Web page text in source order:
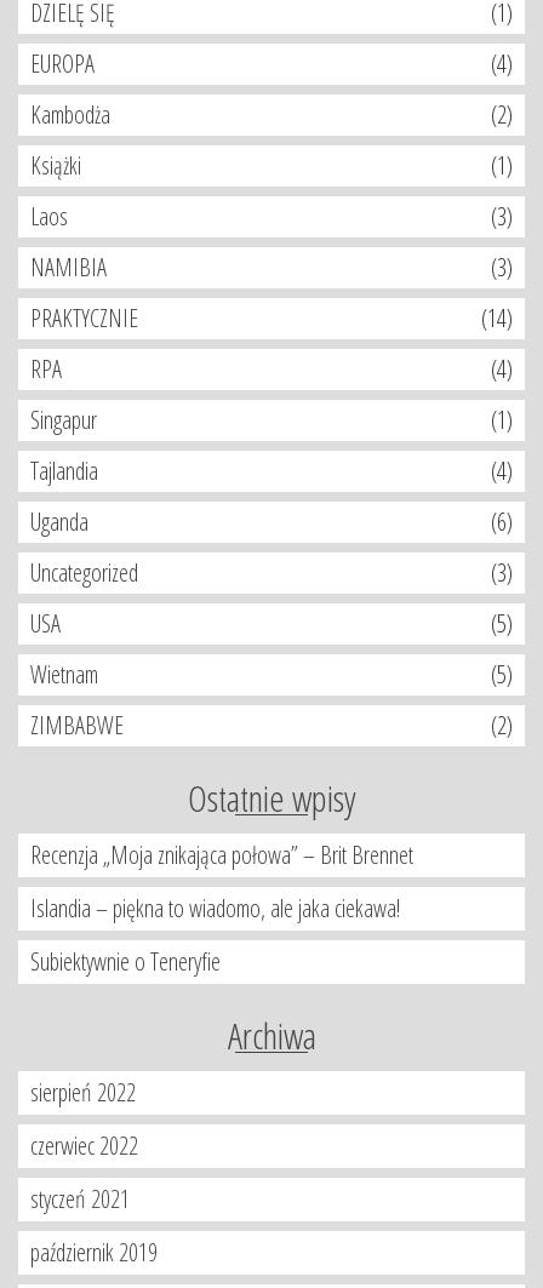
DZIELĘ SIĘ
(1)
EUROPA
(4)
Kambodża
(2)
Książki
(1)
Laos
(3)
NAMIBIA
(3)
PRAKTYCZNIE
(14)
RPA
(4)
Singapur
(1)
Tajlandia
(4)
Uganda
(6)
Uncategorized
(3)
USA
(5)
Wietnam
(5)
ZIMBABWE
(2)
Ostatnie wpisy
Recenzja „Moja znikająca połowa” – Brit Brennet
Islandia – piękna to wiadomo, ale jaka ciekawa!
Subiektywnie o Teneryfie
Archiwa
sierpień 2022
czerwiec 2022
styczeń 2021
październik 2019